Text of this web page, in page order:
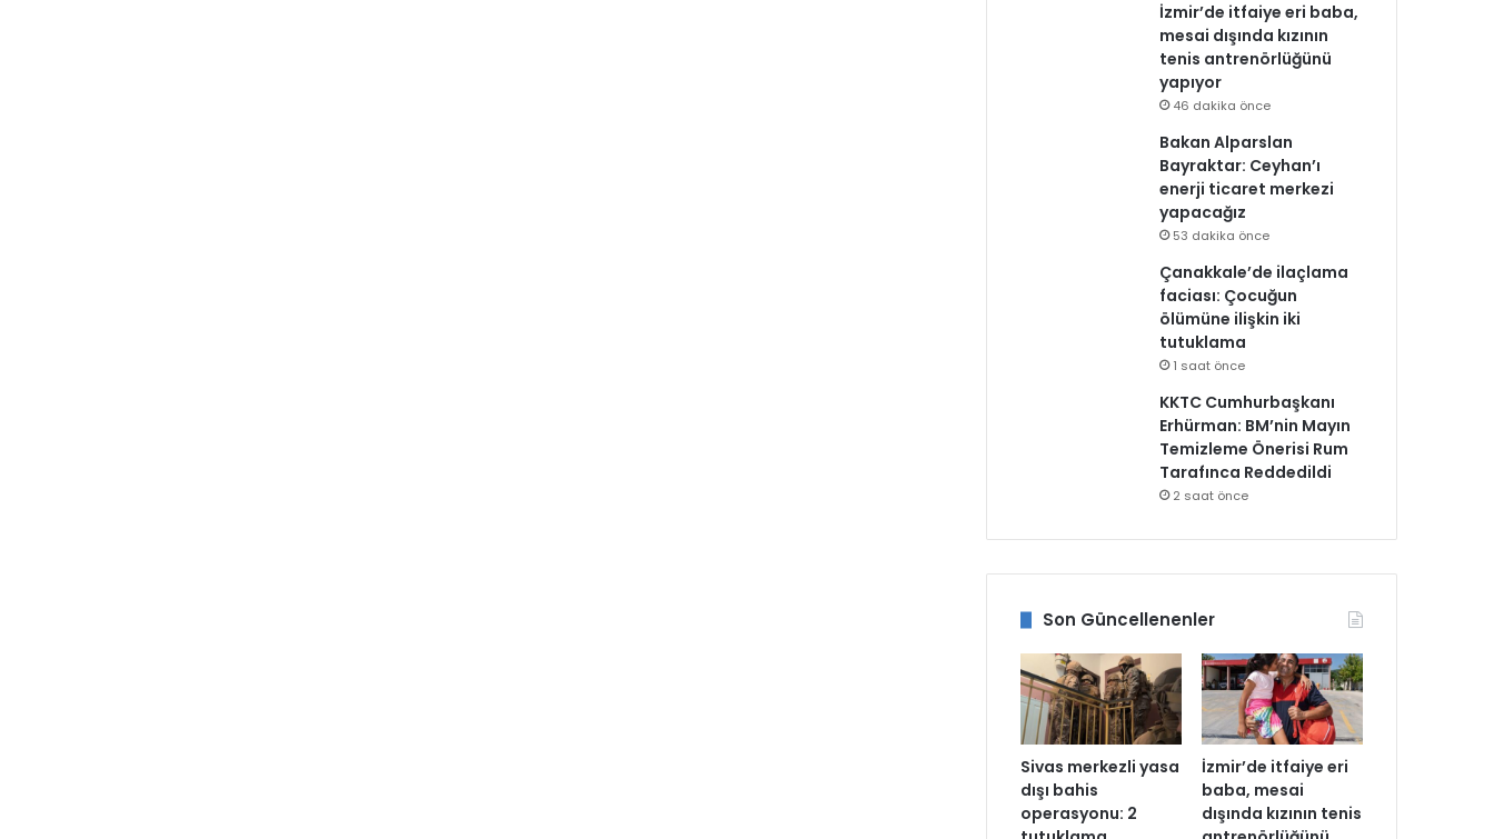
İzmir’de itfaiye eri baba,
mesai dışında kızının
tenis antrenörlüğünü
yapıyor
46 dakika önce
Bakan Alparslan
Bayraktar: Ceyhan’ı
enerji ticaret merkezi
yapacağız
53 dakika önce
Çanakkale’de ilaçlama
faciası: Çocuğun
ölümüne ilişkin iki
tutuklama
1 saat önce
KKTC Cumhurbaşkanı
Erhürman: BM’nin Mayın
Temizleme Önerisi Rum
Tarafınca Reddedildi
2 saat önce
Son Güncellenenler
Sivas merkezli yasa
dışı bahis
operasyonu: 2
İzmir’de itfaiye eri
baba, mesai
dışında kızının tenis